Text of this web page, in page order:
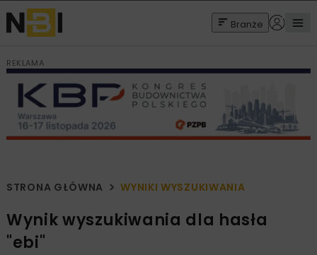
Branże
REKLAMA
STRONA GŁÓWNA WYNIKI WYSZUKIWANIA
Wynik wyszukiwania dla hasła
"ebi"